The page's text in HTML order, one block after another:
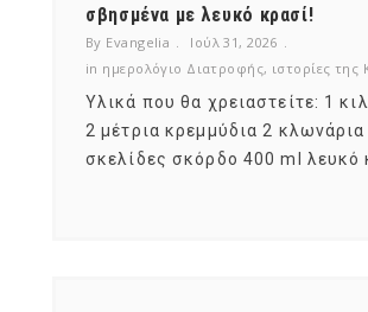
σβησμένα με λευκό κρασί!
By Evangelia
Ιούλ 31, 2026
in ημερολόγιο Διατροφής, ιστορίες της
Υλικά που θα χρειαστείτε: 1
2 μέτρια κρεμμύδια 2 κλωνάρια
σκελίδες σκόρδο 400 ml λευκό